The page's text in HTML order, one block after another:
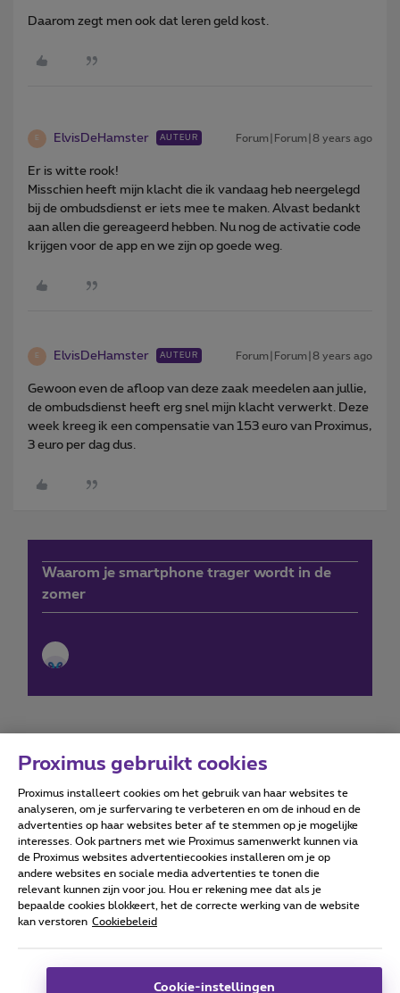
Daarom zegt men ook dat leren geld kost.
E ElvisDeHamster AUTEUR Forum|Forum|8 years ago
Er is witte rook!
Misschien heeft mijn klacht die ik vandaag heb neergelegd
bij de ombudsdienst er iets mee te maken. Alvast bedankt
aan allen die gereageerd hebben. Nu nog de activatie code
krijgen voor de app en we zijn op goede weg.
E ElvisDeHamster AUTEUR Forum|Forum|8 years ago
Gewoon even de afloop van deze zaak meedelen aan jullie,
de ombudsdienst heeft erg snel mijn klacht verwerkt. Deze
week kreeg ik een compensatie van 153 euro van Proximus,
3 euro per dag dus.
Waarom je smartphone trager wordt in de
zomer
Forumvoorwaarden Accessibility statement
Alle rechten voorbehouden. © Proximus
Algemene voorwaarden, consumenteninfo
Deze website is gecreëerd en wordt beheerd conform het
Proximus gebruikt cookies
Proximus installeert cookies om het gebruik van haar websites te
analyseren, om je surfervaring te verbeteren en om de inhoud en de
advertenties op haar websites beter af te stemmen op je mogelijke
interesses. Ook partners met wie Proximus samenwerkt kunnen via
de Proximus websites advertentiecookies installeren om je op
andere websites en sociale media advertenties te tonen die
relevant kunnen zijn voor jou. Hou er rekening mee dat als je
bepaalde cookies blokkeert, het de correcte werking van de website
kan verstoren Cookiebeleid
Cookie-instellingen